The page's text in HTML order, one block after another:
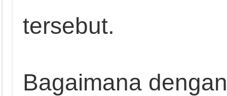
tersebut.
Bagaimana